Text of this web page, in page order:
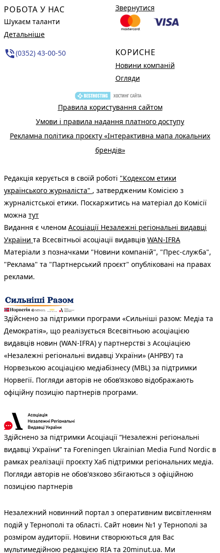
РОБОТА У НАС
Шукаєм таланти
Детальніше
phone_in_talk(0352) 43-00-50
Звернутися
КОРИСНЕ
Новини компаній
Огляди
Правила користування сайтом
Умови і правила надання платного доступу
Рекламна політика проєкту «Інтерактивна мапа локальних
брендів»
Редакція керується в своїй роботі "Кодексом етики
українського журналіста" , затвердженим Комісією з
журналістської етики. Поскаржитись на матеріал до Комісії
можна тут
Видання є членом Асоціації Незалежні регіональні видавці
України та Всесвітньої асоціації видавців WAN-IFRA
Матеріали з позначками "Новини компаній", "Прес-служба",
"Реклама" та "Партнерський проєкт" опубліковані на правах
реклами.
Здійснено за підтримки програми «Сильніші разом: Медіа та
Демократія», що реалізується Всесвітньою асоціацією
видавців новин (WAN-IFRA) у партнерстві з Асоціацією
«Незалежні регіональні видавці України» (АНРВУ) та
Норвезькою асоціацією медіабізнесу (MBL) за підтримки
Норвегії. Погляди авторів не обов’язково відображають
офіційну позицію партнерів програми.
Здійснено за підтримки Асоціації “Незалежні регіональні
видавці України” та Foreningen Ukrainian Media Fund Nordic в
рамках реалізації проєкту Хаб підтримки регіональних медіа.
Погляди авторів не обов'язково збігаються з офіційною
позицією партнерів
Незалежний новинний портал з оперативним висвітленням
подій у Тернополі та області. Сайт новин №1 у Тернополі за
розміром аудиторії. Новини створюються для Вас
мультимедійною редакцією RIA та 20minut.ua. Ми